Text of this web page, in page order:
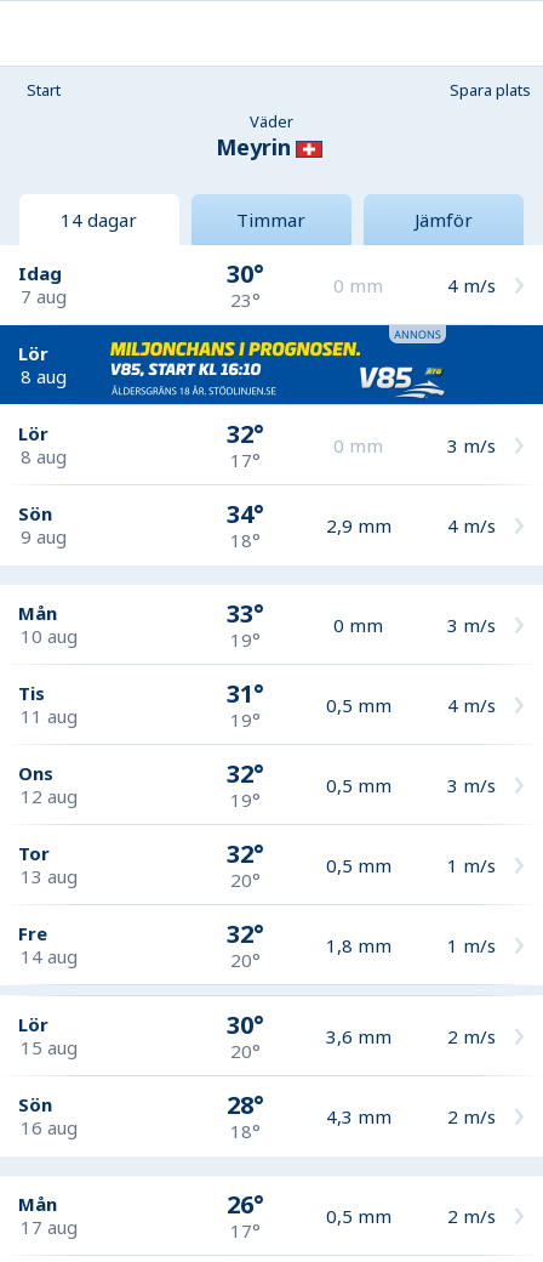
Start
Spara plats
Väder
Meyrin
14 dagar Timmar Jämför
Idag
7 aug
30°
23°
0 mm 4 m/s
Lör
8 aug
Lör
8 aug
32°
17°
0 mm 3 m/s
Sön
9 aug
34°
18°
2,9 mm 4 m/s
Mån
10 aug
33°
19°
0 mm 3 m/s
Tis
11 aug
31°
19°
0,5 mm 4 m/s
Ons
12 aug
32°
19°
0,5 mm 3 m/s
Tor
13 aug
32°
20°
0,5 mm 1 m/s
Fre
14 aug
32°
20°
1,8 mm 1 m/s
Lör
15 aug
30°
20°
3,6 mm 2 m/s
Sön
16 aug
28°
18°
4,3 mm 2 m/s
Mån
17 aug
26°
17°
0,5 mm 2 m/s